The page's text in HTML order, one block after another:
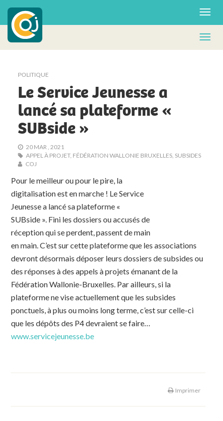
POLITIQUE
Le Service Jeunesse a
lancé sa plateforme «
SUBside »
20 MAR , 2021
APPEL À PROJET, FÉDÉRATION WALLONIE BRUXELLES, SUBSIDES
COJ
Pour le meilleur ou pour le pire, la
digitalisation est en marche ! Le Service
Jeunesse a lancé sa plateforme «
SUBside ». Fini les dossiers ou accusés de
réception qui se perdent, passent de main
en main. C’est sur cette plateforme que les associations
devront désormais déposer leurs dossiers de subsides ou
des réponses à des appels à projets émanant de la
Fédération Wallonie-Bruxelles. Par ailleurs, si la
plateforme ne vise actuellement que les subsides
ponctuels, à plus ou moins long terme, c’est sur celle-ci
que les dépôts des P4 devraient se faire…
www.servicejeunesse.be
Imprimer